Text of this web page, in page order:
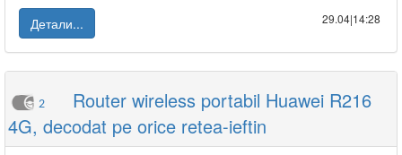
Детали...
29.04|14:28
2
Router wireless portabil Huawei R216
4G, decodat pe orice retea-ieftin